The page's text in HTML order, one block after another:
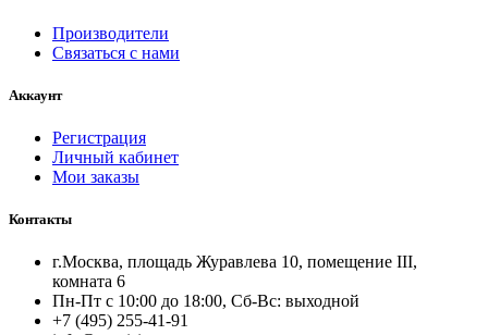
Производители
Связаться с нами
Аккаунт
Регистрация
Личный кабинет
Мои заказы
Контакты
г.Москва, площадь Журавлева 10, помещение III,
комната 6
Пн-Пт с 10:00 до 18:00, Сб-Вс: выходной
+7 (495) 255-41-91